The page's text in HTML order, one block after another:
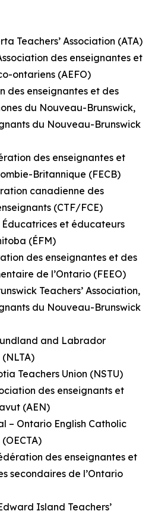
Teachers’ Association (ATA)
des enseignantes et
ontariens (AEFO)
des enseignantes et des
du Nouveau-Brunswick,
du Nouveau-Brunswick
des enseignantes et
Britannique (FECB)
canadienne des
(CTF/FCE)
Éducatrices et éducateurs
(ÉFM)
des enseignantes et des
de l’Ontario (FEEO)
Teachers’ Association,
du Nouveau-Brunswick
and Labrador
(NLTA)
Teachers Union (NSTU)
des enseignants et
(AEN)
– Ontario English Catholic
des enseignantes et
secondaires de l’Ontario
Island Teachers’